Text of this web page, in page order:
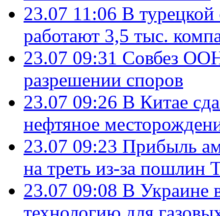
23.07 11:06 В
работают 3,5 тыс.
23.07 09:31 Совбез
разрешении споров
23.07 09:26 В Китае
нефтяное
23.07 09:23 Прибыль
на треть из-за пошлин
23.07 09:08 В Украине